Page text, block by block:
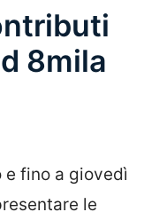
8mila
fino a giovedì
le